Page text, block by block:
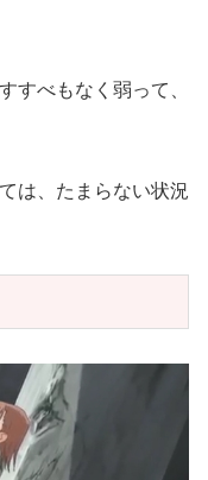
すべもなく弱って、
は、たまらない状況